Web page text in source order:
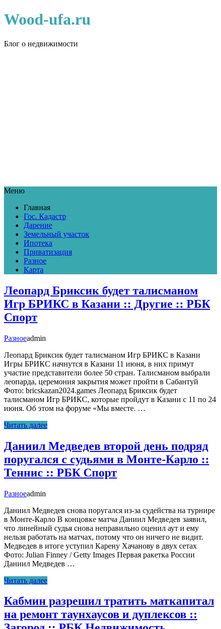
Wood-ufa.ru
Блог о недвижимости
Меню
Главная
Гос. Кадастр
Дарение
Земельный участок
Ипотека
Приватизация
Разное
Карта
Леопард Бриксик будет талисманом
Игр БРИКС в Казани :: Другие :: РБК
Спорт
Разноеadmin
Леопард Бриксик будет талисманом Игр БРИКС в Казани
Игры БРИКС начнутся в Казани 11 июня, в них примут
участие представители более 50 стран. Талисманом выбрали
леопарда, церемония закрытия может пройти в Сабантуй
Фото: bricskazan2024.games Леопард Бриксик будет
талисманом Игр БРИКС, которые пройдут в Казани с 11 по 24
июня. Об этом на форуме «Мы вместе. …
Читать далее
Даниил Медведев второй день подряд
поругался с судьями в Монте-Карло ::
Теннис :: РБК Спорт
Разноеadmin
Даниил Медведев снова поругался из-за судейства на турнире
в Монте-Карло В концовке матча Даниил Медведев заявил,
что линейный судья снова неправильно оценил аут и ему
нельзя работать на матчах, потому что он ничего не видит.
Медведев в итоге уступил Карену Хачанову в двух сетах
Фото: Julian Finney / Getty Images Первая ракетка России
Даниил Медведев …
Читать далее
Кабмин разрешил тратить маткапитал
на ремонт таунхаусов и дуплексов ::